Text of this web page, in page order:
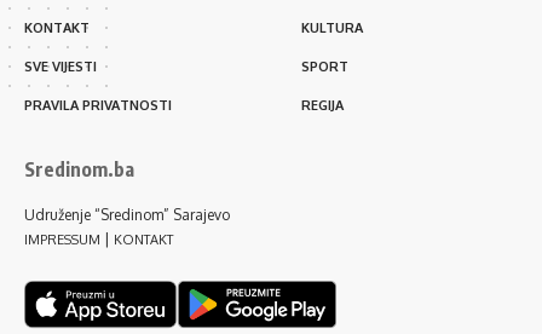
KONTAKT
SVE VIJESTI
PRAVILA PRIVATNOSTI
KULTURA
SPORT
REGIJA
Sredinom.ba
Udruženje “Sredinom” Sarajevo
IMPRESSUM KONTAKT